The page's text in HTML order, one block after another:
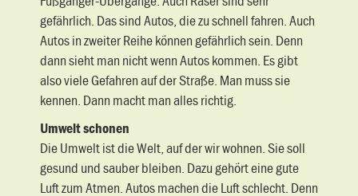
gefährlich. Das sind Autos, die zu schnell fahren. Auch
Autos in zweiter Reihe können gefährlich sein. Denn
dann sieht man nicht wenn Autos kommen. Es gibt
also viele Gefahren auf der Straße. Man muss sie
kennen. Dann macht man alles richtig.
Umwelt schonen
Die Umwelt ist die Welt, auf der wir wohnen. Sie soll
gesund und sauber bleiben. Dazu gehört eine gute
Luft zum Atmen. Autos machen die Luft schlecht. Denn